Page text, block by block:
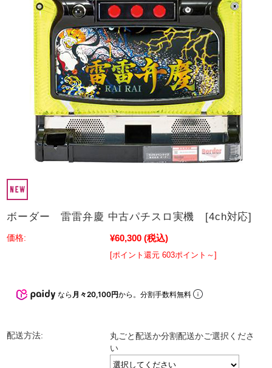
ボーダー 雷雷弁慶 中古パチスロ実機 [4ch対応]
価格: ¥60,300 (税込)
[ポイント還元 603ポイント～]
なら 月々20,100円から。分割手数料無料
配送方法:
丸ごと配送か分割配送かご選択くださ
い